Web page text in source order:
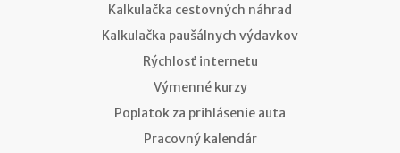
Kalkulačka cestovných náhrad
Kalkulačka paušálnych výdavkov
Rýchlosť internetu
Výmenné kurzy
Poplatok za prihlásenie auta
Pracovný kalendár